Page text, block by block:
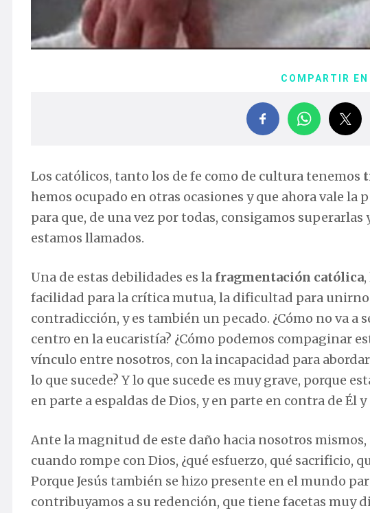
COMPARTIR EN
Los católicos, tanto los de fe como de cultura tenemos
hemos ocupado en otras ocasiones y que ahora vale la
para que, de una vez por todas, consigamos
estamos llamados.
Una de estas debilidades es la fragmentación católica
facilidad para la crítica mutua, la dificultad para
contradicción, y es también un pecado. ¿Cómo no va a
centro en la eucaristía? ¿Cómo podemos compaginar
vínculo entre nosotros, con la incapacidad para
lo que sucede? Y lo que sucede es muy grave, porque
en parte a espaldas de Dios, y en parte en contra de Él
Ante la magnitud de este daño hacia nosotros
cuando rompe con Dios, ¿qué esfuerzo, qué sacrificio,
Porque Jesús también se hizo presente en el mundo
contribuyamos a su redención, que tiene facetas muy